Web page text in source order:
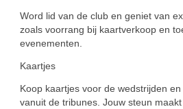
Word lid van de club en geniet van
zoals voorrang bij kaartverkoop en
evenementen.
Kaartjes
Koop kaartjes voor de wedstrijden
vanuit de tribunes. Jouw steun